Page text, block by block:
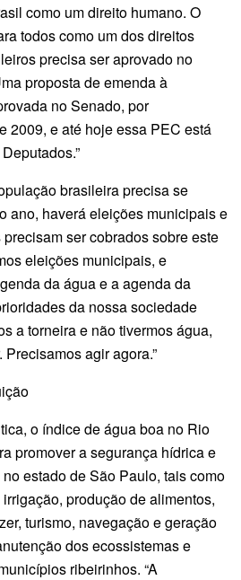
como um direito humano. O
todos como um dos direitos
precisa ser aprovado no
proposta de emenda à
no Senado, por
2009, e até hoje essa PEC está
brasileira precisa se
ano, haverá eleições municipais e
ser cobrados sobre este
eleições municipais, e
da água e a agenda da
da nossa sociedade
a torneira e não tivermos água,
agir agora.”
o índice de água boa no Rio
promover a segurança hídrica e
estado de São Paulo, tais como
produção de alimentos,
turismo, navegação e geração
dos ecossistemas e
ribeirinhos. “A